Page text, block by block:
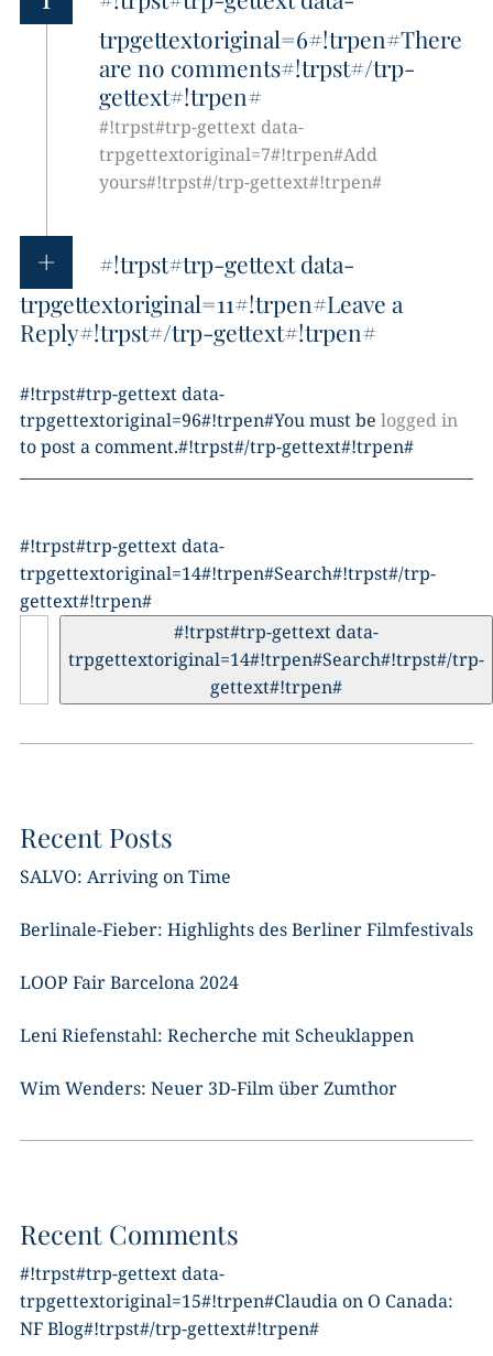
trpgettextoriginal=6#!trpen#There
are no comments#!trpst#/trp-
gettext#!trpen#
#!trpst#trp-gettext data-
trpgettextoriginal=7#!trpen#Add
yours#!trpst#/trp-gettext#!trpen#
#!trpst#trp-gettext data-
trpgettextoriginal=11#!trpen#Leave a
Reply#!trpst#/trp-gettext#!trpen#
#!trpst#trp-gettext data-
trpgettextoriginal=96#!trpen#You must be logged in
to post a comment.#!trpst#/trp-gettext#!trpen#
#!trpst#trp-gettext data-
trpgettextoriginal=14#!trpen#Search#!trpst#/trp-
gettext#!trpen#
#!trpst#trp-gettext data-
trpgettextoriginal=14#!trpen#Search#!trpst#/trp-
gettext#!trpen#
Recent Posts
SALVO: Arriving on Time
Berlinale-Fieber: Highlights des Berliner Filmfestivals
LOOP Fair Barcelona 2024
Leni Riefenstahl: Recherche mit Scheuklappen
Wim Wenders: Neuer 3D-Film über Zumthor
Recent Comments
#!trpst#trp-gettext data-
trpgettextoriginal=15#!trpen#Claudiaon O Canada:
NF Blog#!trpst#/trp-gettext#!trpen#